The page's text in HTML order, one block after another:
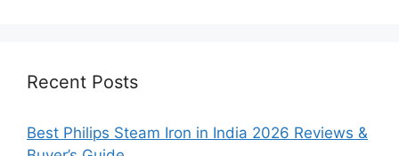
Recent Posts
Best Philips Steam Iron in India 2026 Reviews &